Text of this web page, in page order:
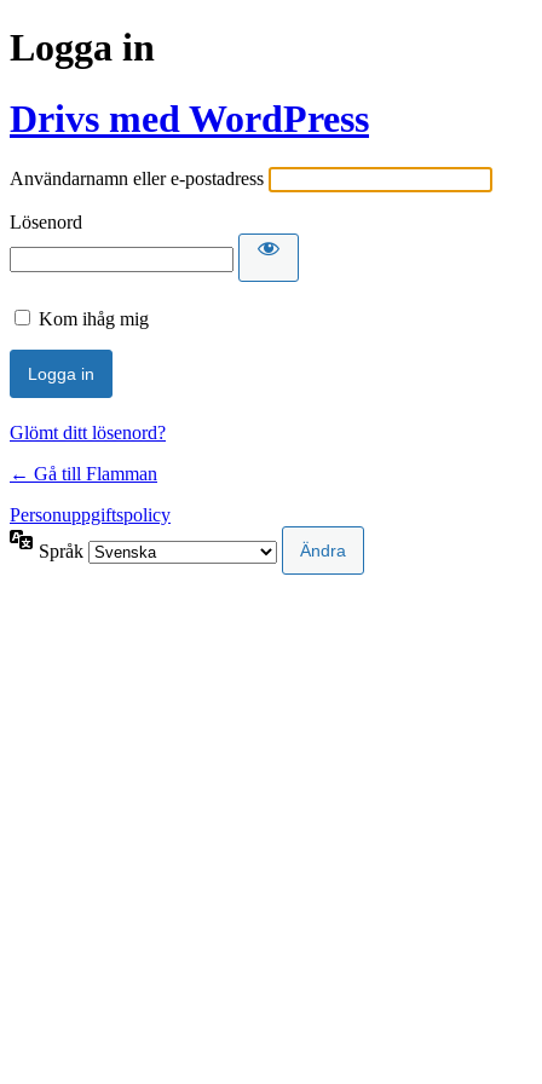
Logga in
Drivs med WordPress
Användarnamn eller e-postadress
Lösenord
Kom ihåg mig
Glömt ditt lösenord?
← Gå till Flamman
Personuppgiftspolicy
Språk